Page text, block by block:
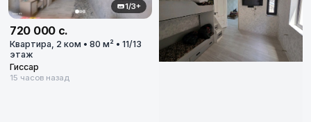
1/3+
720 000 с.
Квартира, 2 ком • 80 м² • 11/13
этаж
Гиссар
15 часов назад